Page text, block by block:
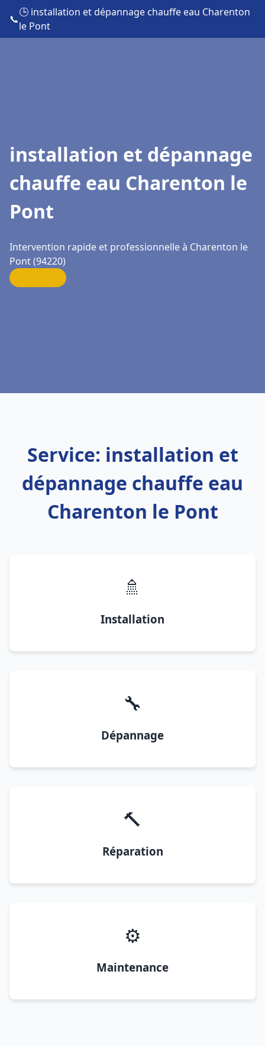
📞
🕒 installation et dépannage chauffe eau Charenton
le Pont
installation et dépannage
chauffe eau Charenton le
Pont
Intervention rapide et professionnelle à Charenton le
Pont (94220)
Service: installation et
dépannage chauffe eau
Charenton le Pont
🚿
Installation
🔧
Dépannage
🔨
Réparation
⚙️
Maintenance